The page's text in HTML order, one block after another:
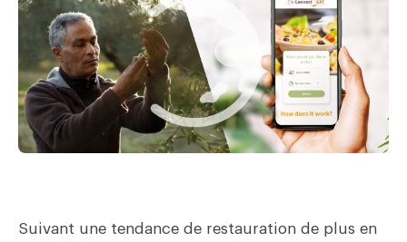
Suivant une tendance de restauration de plus en